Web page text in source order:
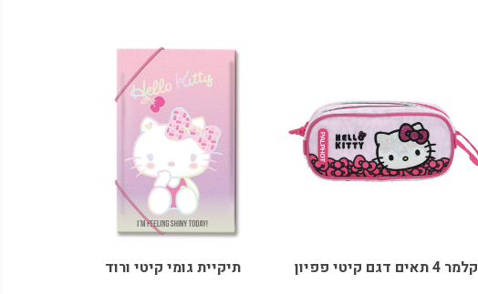
קלמר 4 תאים דגם קיטי פפיון תיקיית גומי קיטי ורוד